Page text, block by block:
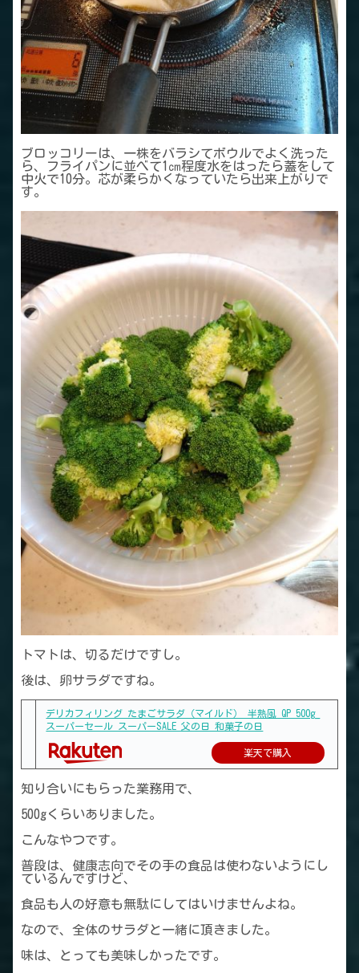
ブロッコリーは、一株をバラシてボウルでよく洗った
ら、フライパンに並べて1㎝程度水をはったら蓋をして
中火で10分。芯が柔らかくなっていたら出来上がりで
す。
トマトは、切るだけですし。
後は、卵サラダですね。
デリカフィリング たまごサラダ（マイルド） 半熟風 QP 500g_
スーパーセール スーパーSALE 父の日 和菓子の日
楽天で購入
知り合いにもらった業務用で、
500gくらいありました。
こんなやつです。
普段は、健康志向でその手の食品は使わないようにし
ているんですけど、
食品も人の好意も無駄にしてはいけませんよね。
なので、全体のサラダと一緒に頂きました。
味は、とっても美味しかったです。